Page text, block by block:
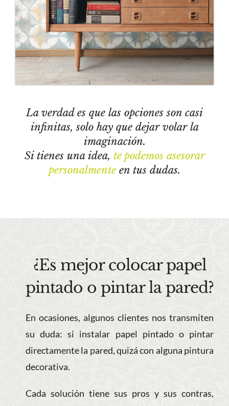
La verdad es que las opciones son casi
infinitas, solo hay que dejar volar la
imaginación.
Si tienes una idea, te podemos asesorar
personalmente en tus dudas.
¿Es mejor colocar papel
pintado o pintar la pared?
En ocasiones, algunos clientes nos transmiten
su duda: si instalar papel pintado o pintar
directamente la pared, quizá con alguna pintura
decorativa.
Cada solución tiene sus pros y sus contras,